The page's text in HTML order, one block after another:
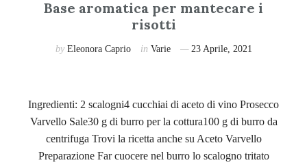
Base aromatica per mantecare i
risotti
by Eleonora Caprio in Varie 23 Aprile, 2021
Ingredienti: 2 scalogni4 cucchiai di aceto di vino Prosecco
Varvello Sale30 g di burro per la cottura100 g di burro da
centrifuga Trovi la ricetta anche su Aceto Varvello
Preparazione Far cuocere nel burro lo scalogno tritato